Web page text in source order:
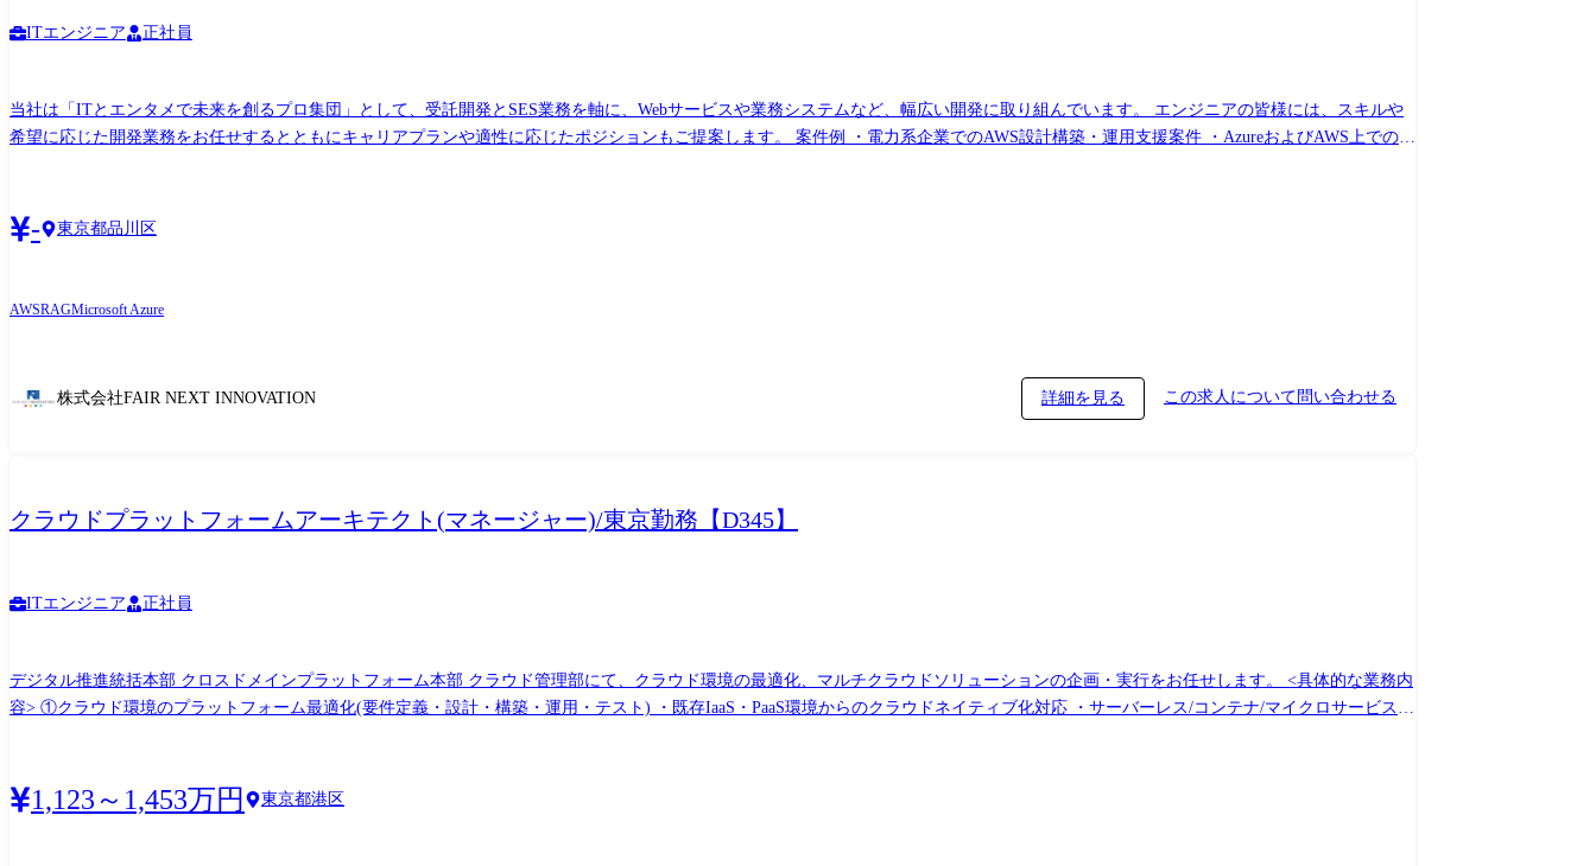
ITエンジニア 正社員
当社は「ITとエンタメで未来を創るプロ集団」として、受託開発とSES業務を軸に、Webサービスや業務システムなど、幅広い開発に取り組んでいます。 エンジニアの皆様には、スキルや
希望に応じた開発業務をお任せするとともにキャリアプランや適性に応じたポジションもご提案します。 案件例 ・電力系企業でのAWS設計構築・運用支援案件 ・AzureおよびAWS上での
- 東京都品川区
AWSRAGMicrosoft Azure
株式会社FAIR NEXT INNOVATION 詳細を見る この求人について問い合わせる
クラウドプラットフォームアーキテクト(マネージャー)/東京勤務【D345】
ITエンジニア 正社員
デジタル推進統括本部 クロスドメインプラットフォーム本部 クラウド管理部にて、クラウド環境の最適化、マルチクラウドソリューションの企画・実行をお任せします。 <具体的な業務内
容> ①クラウド環境のプラットフォーム最適化(要件定義・設計・構築・運用・テスト) ・既存IaaS・PaaS環境からのクラウドネイティブ化対応 ・サーバーレス/コンテナ/マイクロサービスな
技術強化部門へPoC環境提供 ④プロジェクト運営 ・グローバルプロジェクトのPM/PL/PMO等の各役割に応じたリード ・プロジェクト進捗管理、課題管理、コスト管理、リスク管理、ステ
ークホルダ管理 等 ・プロジェクト会議アレンジ、ファシリーテート、資料作成 等 <現状推進しているプロジェクト> ・マルチクラウド間データ連携基盤の構築 ・クラウド基盤エンタープ
1,123～1,453万円 東京都港区